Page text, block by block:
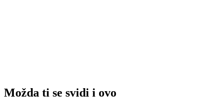
Možda ti se svidi i ovo